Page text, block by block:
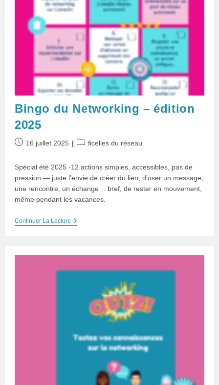
Bingo du Networking – édition
2025
Publication
16 juillet 2025
Postficelles du réseau
Spécial été 2025 -12 actions simples, accessibles, pas de
pression — juste l’envie de créer du lien, d’oser un message,
une rencontre, un échange… bref, de rester en mouvement,
même pendant les vacances.
Continuer La LectureBingo